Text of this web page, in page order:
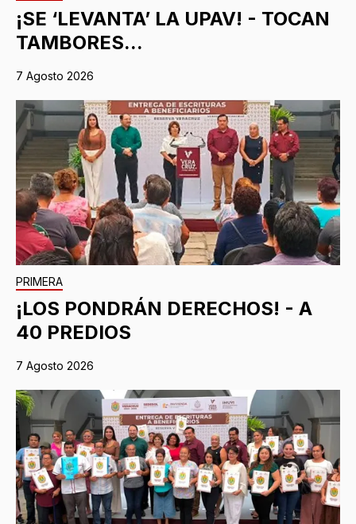
¡SE ‘LEVANTA’ LA UPAV! - TOCAN
TAMBORES...
7 Agosto 2026
PRIMERA
¡LOS PONDRÁN DERECHOS! - A
40 PREDIOS
7 Agosto 2026